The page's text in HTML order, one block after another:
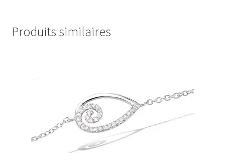
Produits similaires